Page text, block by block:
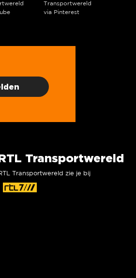
Transportwereld
via Pinterest
Transportwereld
Transportwereld zie je bij